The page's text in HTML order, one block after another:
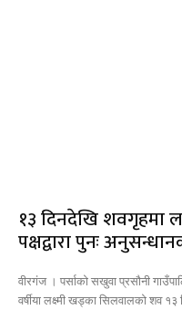
१३ दिनदेखि शवगृहमा
पक्षद्वारा पुनः
वीरगंज । पर्साको सखुवा प्रसौनी
वर्षीया लक्ष्मी खड्का सिलवालको शव